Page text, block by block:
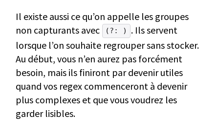
Il existe aussi ce qu’on appelle les groupes
non capturants avec
(?: )
. Ils servent
lorsque l’on souhaite regrouper sans stocker.
Au début, vous n’en aurez pas forcément
besoin, mais ils finiront par devenir utiles
quand vos regex commenceront à devenir
plus complexes et que vous voudrez les
garder lisibles.